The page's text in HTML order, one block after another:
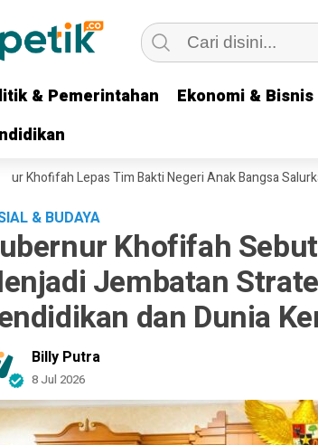
& Pemerintahan Ekonomi & Bisnis
& Pemerintahan Ekonomi & Bisnis
Tim Bakti Negeri Anak Bangsa Salurkan Bantuan
& BUDAYA
Khofifah
Jembatan
dan Dunia
Billy Putra
8 Jul 2026